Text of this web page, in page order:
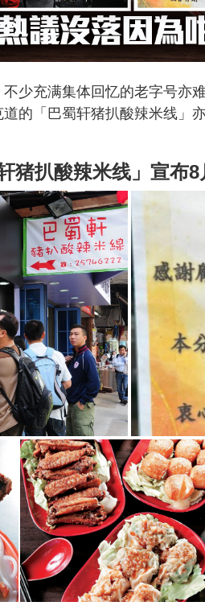
少充满集体回忆的老字号亦
的「巴蜀轩猪扒酸辣米线」
猪扒酸辣米线」宣布8